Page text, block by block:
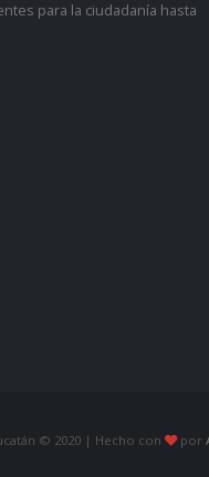
para la ciudadanía hasta
© 2020 | Hecho con por